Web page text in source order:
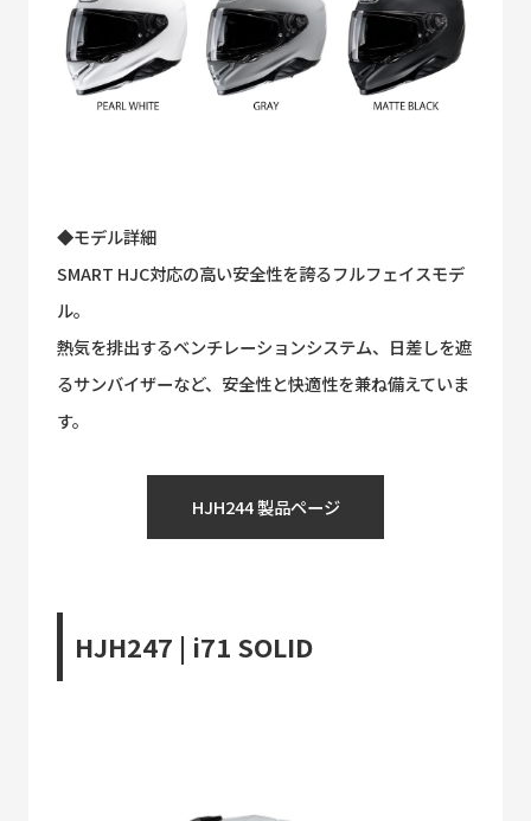
◆モデル詳細
SMART HJC対応の高い安全性を誇るフルフェイスモデ
ル。
熱気を排出するベンチレーションシステム、日差しを遮
るサンバイザーなど、安全性と快適性を兼ね備えていま
す。
HJH244 製品ページ
HJH247 | i71 SOLID